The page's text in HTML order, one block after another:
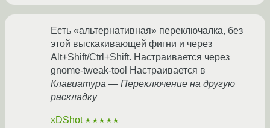
Есть «альтернативная» переключалка, без
этой выскакивающей фигни и через
Alt+Shift/Ctrl+Shift. Настраивается через
gnome-tweak-tool Настраивается в
Клавиатура — Переключение на другую
раскладку
xDShot ★★★★★